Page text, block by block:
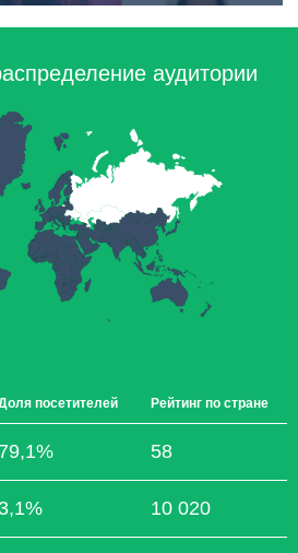
аудитории
посетителей Рейтинг по стране
79,1% 58
3,1% 10 020